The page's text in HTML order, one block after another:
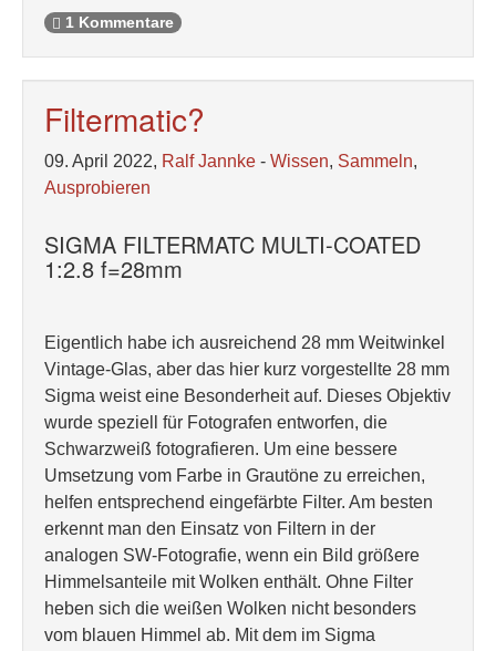
1 Kommentare
Filtermatic?
09. April 2022, Ralf Jannke - Wissen, Sammeln,
Ausprobieren
SIGMA FILTERMATC MULTI-COATED
1:2.8 f=28mm
Eigentlich habe ich ausreichend 28 mm Weitwinkel
Vintage-Glas, aber das hier kurz vorgestellte 28 mm
Sigma weist eine Besonderheit auf. Dieses Objektiv
wurde speziell für Fotografen entworfen, die
Schwarzweiß fotografieren. Um eine bessere
Umsetzung vom Farbe in Grautöne zu erreichen,
helfen entsprechend eingefärbte Filter. Am besten
erkennt man den Einsatz von Filtern in der
analogen SW-Fotografie, wenn ein Bild größere
Himmelsanteile mit Wolken enthält. Ohne Filter
heben sich die weißen Wolken nicht besonders
vom blauen Himmel ab. Mit dem im Sigma